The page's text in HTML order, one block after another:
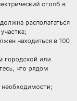
столб в
располагаться
находиться в 100
городской или
что рядом
необходимости;